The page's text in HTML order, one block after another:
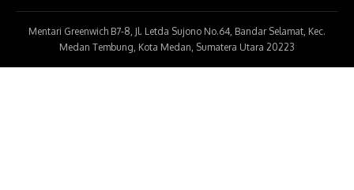
Mentari Greenwich B7-8, Jl. Letda Sujono No.64, Bandar Selamat, Kec.
Medan Tembung, Kota Medan, Sumatera Utara 20223